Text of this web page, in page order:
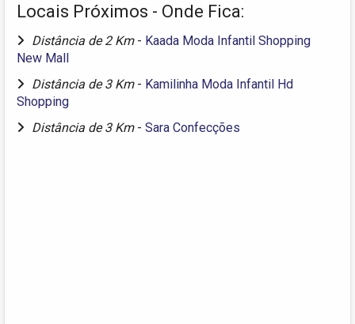
Locais Próximos - Onde Fica:
Distância de 2 Km - Kaada Moda Infantil Shopping
New Mall
Distância de 3 Km - Kamilinha Moda Infantil Hd
Shopping
Distância de 3 Km - Sara Confecções